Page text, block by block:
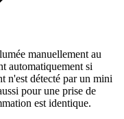
manuellement au
automatiquement si
n'est détecté par un mini
pour une prise de
est identique.